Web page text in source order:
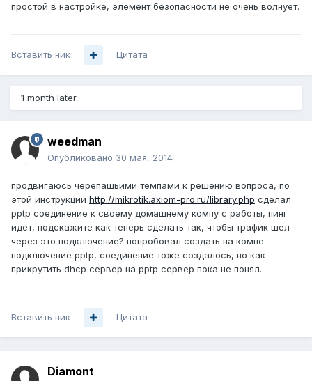
простой в настройке, элемент безопасности не очень волнует.
Вставить ник Цитата
1 month later...
weedman
Опубликовано 30 мая, 2014
продвигаюсь черепашьими темпами к решению вопроса, по
этой инструкции http://mikrotik.axiom-pro.ru/library.php сделал
pptp соединение к своему домашнему компу с работы, пинг
идет, подскажите как теперь сделать так, чтобы трафик шел
через это подключение? попробовал создать на компе
подключение pptp, соединение тоже создалось, но как
прикрутить dhcp сервер на pptp сервер пока не понял.
Вставить ник Цитата
Diamont